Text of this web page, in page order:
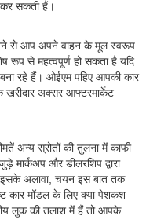
कर सकती हैं।
से आप अपने वाहन के मूल स्वरूप
से महत्वपूर्ण हो सकता है यदि
रहे हैं। ओईएम पहिए आपकी कार
खरीदार अक्सर आफ्टरमार्केट
अन्य स्रोतों की तुलना में काफी
और डीलरशिप द्वारा
इसके अलावा, चयन इस बात तक
कार मॉडल के लिए क्या पेशकश
लुक की तलाश में हैं तो आपके